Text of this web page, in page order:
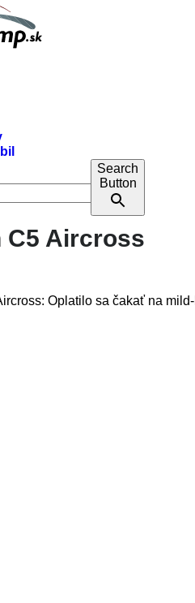
Search
Button
C5 Aircross